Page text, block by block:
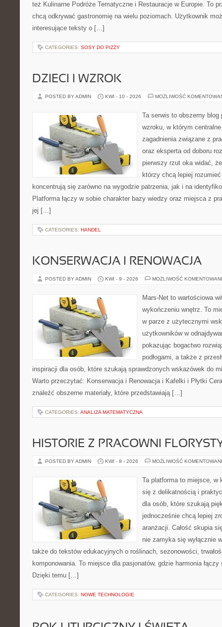
też Kulinarne Podróże Tematyczne i Restauracje w Europie. To
chcą odkrywać gastronomię na wielu poziomach. Użytkownik
interesujące teksty o […]
CATEGORIES: SOSY DO PIZZY
DZIECI I WZROK
POSTED BY ADMIN KWI - 10 - 2026 MOŻLIWOŚĆ
Ta serwis to obszerny blog
wzroku, w którym
zagadnienia związane z
oraz eksperta od doboru
pierwszy rzut oka widać,
którzy chcą lepiej
koncentrują się zarówno na wygodzie patrzenia, jak i na
Platforma łączy w sobie charakter bazy wiedzy oraz miejsca z
jej […]
CATEGORIES: HANDEL
KONSERWACJA I RENOWACJA
POSTED BY ADMIN KWI - 9 - 2026 MOŻLIWOŚĆ
Mars-Net to wartościowa
wykończeniu wnętrz. To
w parze z użytecznymi
użytkowników w
pokazując bogactwo
podłogami, a także z
inspiracji dla osób, które szukają sprawdzonych wskazówek do
Warto przeczytać: Konserwacja i Renowacja i Kafelki i Płytki
znaleźć obszerne materiały, które przedstawiają […]
CATEGORIES: ANALIZA MATEMATYCZNA
HISTORIE Z PRACOWNI
POSTED BY ADMIN KWI - 8 - 2026 MOŻLIWOŚĆ
Ta platforma to miejsce, w
się z delikatnością i
dla osób, które szukają
jednocześnie chcą lepiej
aranżacji. Całość skupia
nie zamyka się wyłącznie
także do tekstów edukacyjnych o roślinach, sezonowości,
komponowania. To miejsce dla pasjonatów, gdzie harmonia
Dzięki temu […]
CATEGORIES: NOWE TECHNOLOGIE